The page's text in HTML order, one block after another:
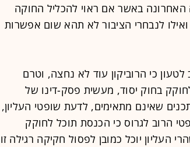
באשר אם ראוי להכליל החוקה
לנבחרי הציבור לא תהא שום אפשרות
כי הרוביקון עוד לא נחצה, וטרם
בחוק יסוד, מעשית פסק-דינו של
שאינם מתאימים, לדעת שופטי העליון,
הרוב לגרוס כי הכנסת תוכל לחוקק
העליון יוכל כמובן לפסול חקיקה רגילה זו